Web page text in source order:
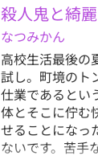
殺人鬼と綺
なつみかん
高校生活最後の
試し。町境のト
仕業であるとい
体とそこに佇む
せることにな
ないです。苦